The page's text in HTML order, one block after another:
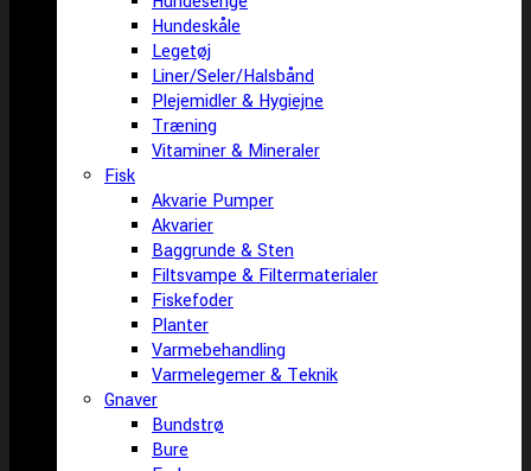
Hundeskåle
Legetøj
Liner/Seler/Halsbånd
Plejemidler & Hygiejne
Træning
Vitaminer & Mineraler
Fisk
Akvarie Pumper
Akvarier
Baggrunde & Sten
Filtsvampe & Filtermaterialer
Fiskefoder
Planter
Varmebehandling
Varmelegemer & Teknik
Gnaver
Bundstrø
Bure